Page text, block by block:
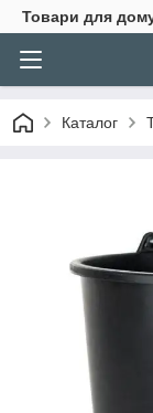
Товари для
Каталог